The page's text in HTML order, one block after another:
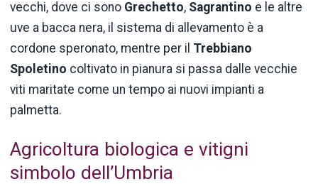
vecchi, dove ci sono Grechetto, Sagrantino e le altre
uve a bacca nera, il sistema di allevamento è a
cordone speronato, mentre per il Trebbiano
Spoletino coltivato in pianura si passa dalle vecchie
viti maritate come un tempo ai nuovi impianti a
palmetta.
Agricoltura biologica e vitigni
simbolo dell’Umbria